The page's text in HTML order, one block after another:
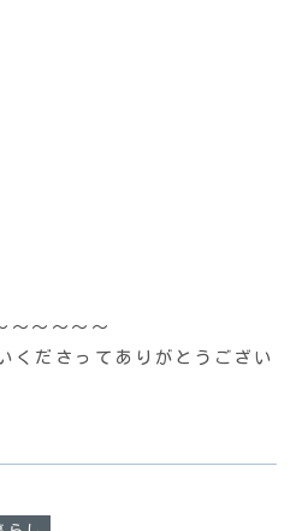
〜〜〜〜〜
くださってありがとうござい